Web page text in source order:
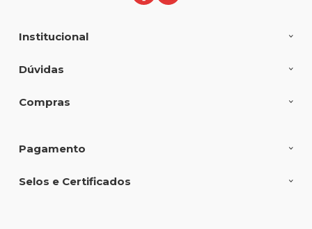
Institucional
Dúvidas
Compras
Pagamento
Selos e Certificados